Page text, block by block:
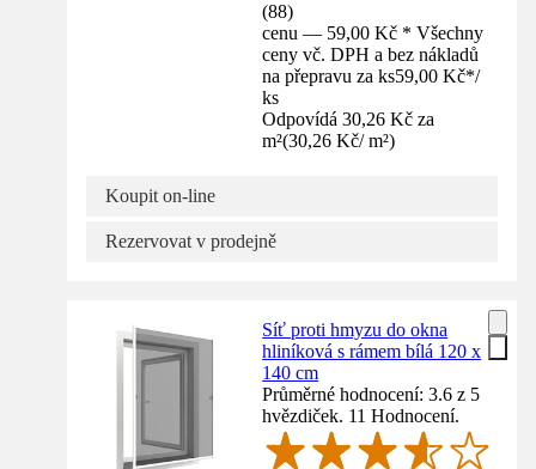
(88)
cenu — 59,00 Kč * Všechny
ceny vč. DPH a bez nákladů
na přepravu za ks59,00 Kč*/
ks
Odpovídá 30,26 Kč za
m²(30,26 Kč/ m²)
Koupit on-line
Rezervovat v prodejně
Síť proti hmyzu do okna
hliníková s rámem bílá 120 x
140 cm
Průměrné hodnocení: 3.6 z 5
hvězdiček. 11 Hodnocení.